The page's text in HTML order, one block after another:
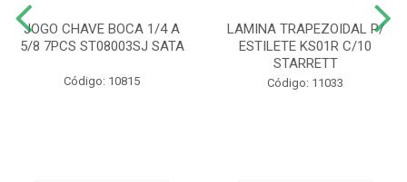
JOGO CHAVE BOCA 1/4 A
5/8 7PCS ST08003SJ SATA
Código: 10815
LAMINA TRAPEZOIDAL P/
ESTILETE KS01R C/10
STARRETT
Código: 11033